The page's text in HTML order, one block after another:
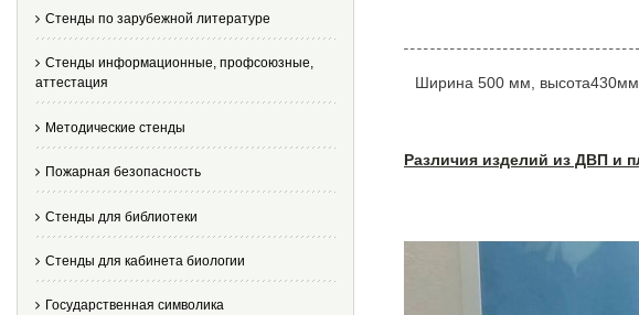
Стенды по зарубежной литературе
Стенды информационные, профсоюзные,
аттестация
Методические стенды
Пожарная безопасность
Стенды для библиотеки
Стенды для кабинета биологии
Государственная символика
Ширина 500 мм, высота430мм
Различия изделий из ДВП и